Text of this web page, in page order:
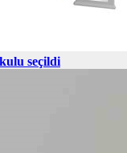
seçildi